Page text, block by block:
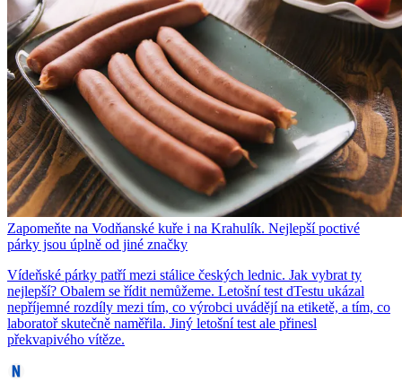
Zapomeňte na Vodňanské kuře i na Krahulík. Nejlepší poctivé
párky jsou úplně od jiné značky
Vídeňské párky patří mezi stálice českých lednic. Jak vybrat ty
nejlepší? Obalem se řídit nemůžeme. Letošní test dTestu ukázal
nepříjemné rozdíly mezi tím, co výrobci uvádějí na etiketě, a tím, co
laboratoř skutečně naměřila. Jiný letošní test ale přinesl
překvapivého vítěze.